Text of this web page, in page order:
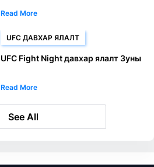
Read More
UFC ДАВХАР ЯЛАЛТ
UFC Fight Night давхар ялалт Зуны
Read More
See All